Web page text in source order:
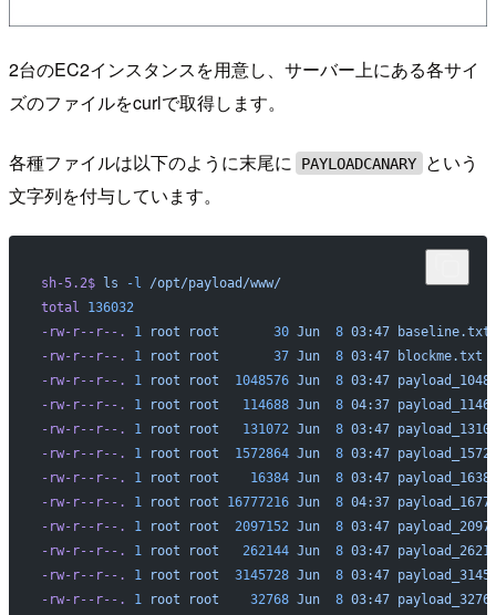
2台のEC2インスタンスを用意し、サーバー上にある各サイ
ズのファイルをcurlで取得します。
各種ファイルは以下のように末尾に PAYLOADCANARY
という
文字列を付与しています。
sh-5.2$ ls -l /opt/payload/www/
total 136032
-rw-r--r--.
1 root root
       30
Jun
  8
03:47 baseline.txt
-rw-r--r--.
1 root root
       37
Jun
  8
03:47 blockme.txt
-rw-r--r--.
1 root root
  1048576
Jun
  8
03:47
-rw-r--r--.
1 root root
   114688
Jun
  8
04:37
-rw-r--r--.
1 root root
   131072
Jun
  8
03:47
-rw-r--r--.
1 root root
  1572864
Jun
  8
03:47
-rw-r--r--.
1 root root
    16384
Jun
  8
03:47
-rw-r--r--.
1 root root 16777216 Jun
  8
04:37
-rw-r--r--.
1 root root
  2097152
Jun
  8
03:47
-rw-r--r--.
1 root root
   262144
Jun
  8
03:47
-rw-r--r--.
1 root root
  3145728
Jun
  8
03:47
-rw-r--r--.
1 root root
    32768
Jun
  8
03:47